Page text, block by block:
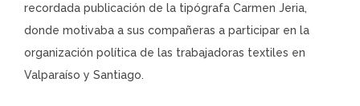
recordada publicación de la tipógrafa Carmen Jeria,
donde motivaba a sus compañeras a participar en la
organización política de las trabajadoras textiles en
Valparaíso y Santiago.